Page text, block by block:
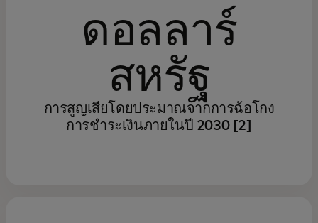
ดอลลาร์
สหรัฐ
การสูญเสียโดยประมาณจากการฉ้อโกง
การชำระเงินภายในปี 2030 [2]